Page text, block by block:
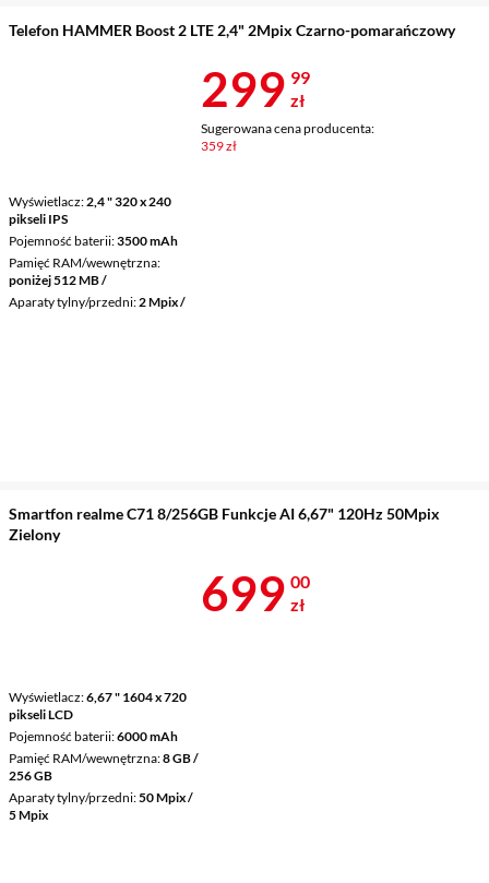
Telefon HAMMER Boost 2 LTE 2,4" 2Mpix Czarno-pomarańczowy
Wyświetlacz 2,4 " 320 x 240
pikseli IPS
Pojemność baterii 3500 mAh
Pamięć RAM/wewnętrzna
poniżej 512 MB /
Aparaty tylny/przedni 2 Mpix /
Cena 299,99
299 99
zł
Sugerowana cena producenta:
359 zł
Smartfon realme C71 8/256GB Funkcje AI 6,67" 120Hz 50Mpix
Zielony
Wyświetlacz 6,67 " 1604 x 720
pikseli LCD
Pojemność baterii 6000 mAh
Pamięć RAM/wewnętrzna 8 GB /
256 GB
Aparaty tylny/przedni 50 Mpix /
5 Mpix
Cena 699 zł
699 00
zł